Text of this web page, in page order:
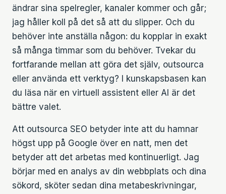
ändrar sina spelregler, kanaler kommer och går;
jag håller koll på det så att du slipper. Och du
behöver inte anställa någon: du kopplar in exakt
så många timmar som du behöver. Tvekar du
fortfarande mellan att göra det själv, outsourca
eller använda ett verktyg? I kunskapsbasen kan
du läsa när en virtuell assistent eller AI är det
bättre valet.
Att outsourca SEO betyder inte att du hamnar
högst upp på Google över en natt, men det
betyder att det arbetas med kontinuerligt. Jag
börjar med en analys av din webbplats och dina
sökord, sköter sedan dina metabeskrivningar,